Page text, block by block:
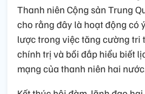
Thanh niên Cộng sản Trung
cho rằng đây là hoạt động có
lược trong việc tăng cường tri
chính trị và bồi đắp hiểu biết
mạng của thanh niên hai